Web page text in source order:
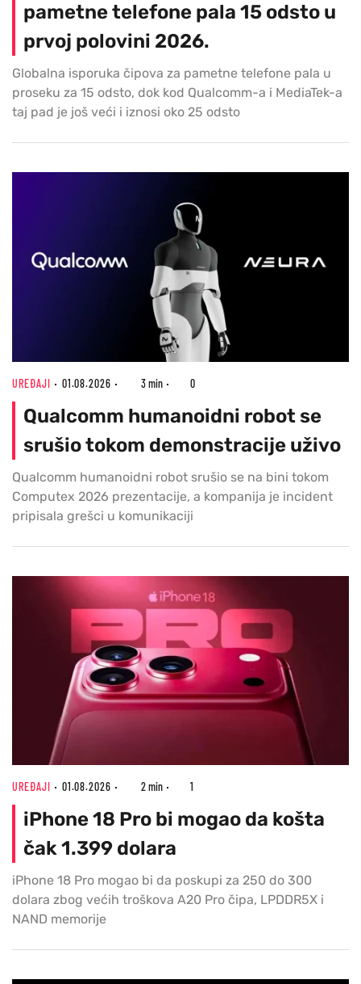
pametne telefone pala 15 odsto u
prvoj polovini 2026.
Globalna isporuka čipova za pametne telefone pala u
proseku za 15 odsto, dok kod Qualcomm-a i MediaTek-a
taj pad je još veći i iznosi oko 25 odsto
UREĐAJI 01.08.2026 3 min 0
Qualcomm humanoidni robot se
srušio tokom demonstracije uživo
Qualcomm humanoidni robot srušio se na bini tokom
Computex 2026 prezentacije, a kompanija je incident
pripisala grešci u komunikaciji
UREĐAJI 01.08.2026 2 min 1
iPhone 18 Pro bi mogao da košta
čak 1.399 dolara
iPhone 18 Pro mogao bi da poskupi za 250 do 300
dolara zbog većih troškova A20 Pro čipa, LPDDR5X i
NAND memorije